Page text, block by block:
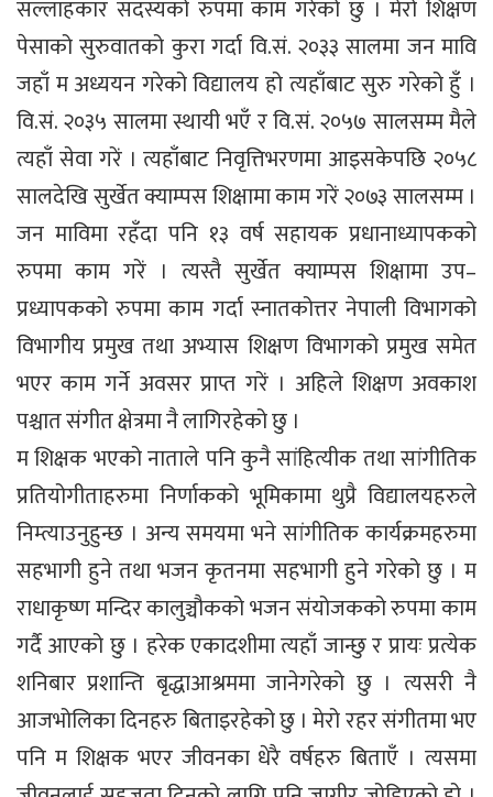
सल्लाहकार सदस्यको रुपमा काम गरेको छु । मेरो शिक्षण
पेसाको सुरुवातको कुरा गर्दा वि.सं. २०३३ सालमा जन मावि
जहाँ म अध्ययन गरेको विद्यालय हो त्यहाँबाट सुरु गरेको हुँ ।
वि.सं. २०३५ सालमा स्थायी भएँ र वि.सं. २०५७ सालसम्म मैले
त्यहाँ सेवा गरें । त्यहाँबाट निवृत्तिभरणमा आइसकेपछि २०५८
सालदेखि सुर्खेत क्याम्पस शिक्षामा काम गरें २०७३ सालसम्म ।
जन माविमा रहँदा पनि १३ वर्ष सहायक प्रधानाध्यापकको
रुपमा काम गरें । त्यस्तै सुर्खेत क्याम्पस शिक्षामा उप–
प्रध्यापकको रुपमा काम गर्दा स्नातकोत्तर नेपाली विभागको
विभागीय प्रमुख तथा अभ्यास शिक्षण विभागको प्रमुख समेत
भएर काम गर्ने अवसर प्राप्त गरें । अहिले शिक्षण अवकाश
पश्चात संगीत क्षेत्रमा नै लागिरहेको छु ।
म शिक्षक भएको नाताले पनि कुनै सांहित्यीक तथा सांगीतिक
प्रतियोगीताहरुमा निर्णाकको भूमिकामा थुप्रै विद्यालयहरुले
निम्त्याउनुहुन्छ । अन्य समयमा भने सांगीतिक कार्यक्रमहरुमा
सहभागी हुने तथा भजन कृतनमा सहभागी हुने गरेको छु । म
राधाकृष्ण मन्दिर कालुञ्चौकको भजन संयोजकको रुपमा काम
गर्दै आएको छु । हरेक एकादशीमा त्यहाँ जान्छु र प्रायः प्रत्येक
शनिबार प्रशान्ति बृद्धाआश्रममा जानेगरेको छु । त्यसरी नै
आजभोलिका दिनहरु बिताइरहेको छु । मेरो रहर संगीतमा भए
पनि म शिक्षक भएर जीवनका धेरै वर्षहरु बिताएँ । त्यसमा